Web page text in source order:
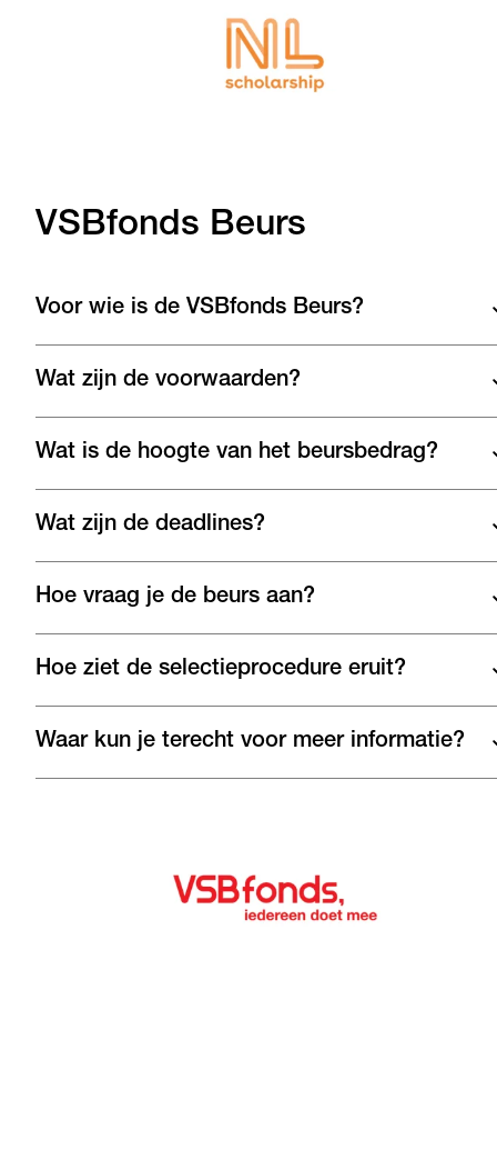
VSBfonds Beurs
Voor wie is de VSBfonds Beurs?
Wat zijn de voorwaarden?
Wat is de hoogte van het beursbedrag?
Wat zijn de deadlines?
Hoe vraag je de beurs aan?
Hoe ziet de selectieprocedure eruit?
Waar kun je terecht voor meer informatie?